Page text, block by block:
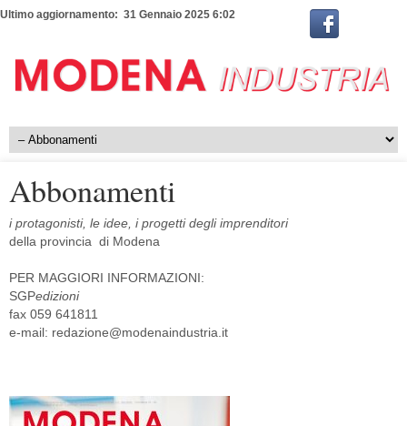
Ultimo aggiornamento: 31 Gennaio 2025 6:02
Abbonamenti
i protagonisti, le idee, i progettidegli imprenditori
della provincia di Modena
PER MAGGIORI INFORMAZIONI:
SGPedizioni
fax 059 641811
e-mail: redazione@modenaindustria.it